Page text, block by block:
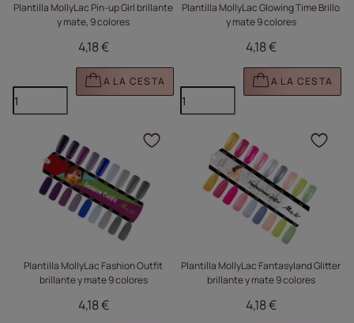
Plantilla MollyLac Pin-up Girl brillante
y mate, 9 colores
4,18 €
A LA CESTA
Plantilla MollyLac Glowing Time Brillo
y mate 9 colores
4,18 €
A LA CESTA
Plantilla MollyLac Fashion Outfit
brillante y mate 9 colores
4,18 €
Haga clic para añadir
Plantilla MollyLac Fantasyland Glitter
brillante y mate 9 colores
4,18 €